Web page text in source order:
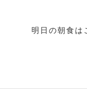
明日の朝食は